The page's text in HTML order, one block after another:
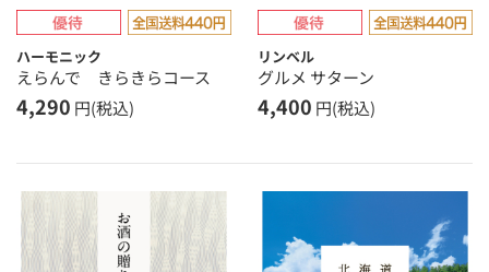
ハーモニック
えらんで きらきらコース
4,290 円(税込)
リンベル
グルメ サターン
4,400 円(税込)